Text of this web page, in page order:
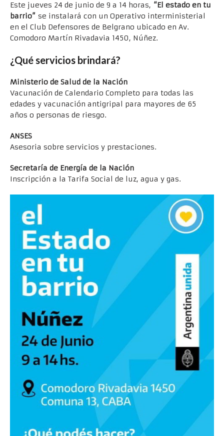
Este jueves 24 de junio de 9 a 14 horas, “El estado en tu
barrio” se instalará con un Operativo interministerial
en el Club Defensores de Belgrano ubicado en Av.
Comodoro Martín Rivadavia 1450, Núñez.
¿Qué servicios brindará?
Ministerio de Salud de la Nación
Vacunación de Calendario Completo para todas las
edades y vacunación antigripal para mayores de 65
años o personas de riesgo.
ANSES
Asesoria sobre servicios y prestaciones.
Secretaría de Energía de la Nación
Inscripción a la Tarifa Social de luz, agua y gas.